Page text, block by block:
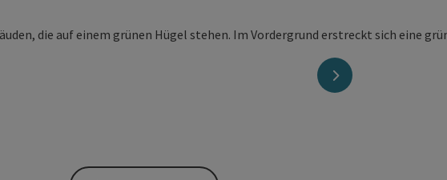
nächstes Element